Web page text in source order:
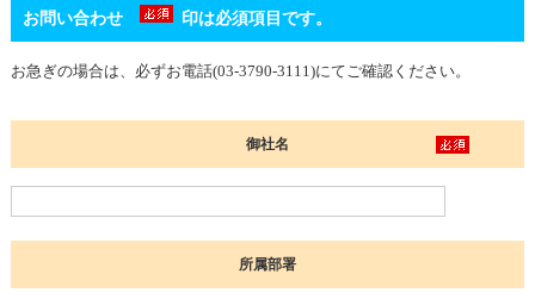
お問い合わせ 印は必須項目です。
お急ぎの場合は、必ずお電話(03-3790-3111)にてご確認ください。
御社名
所属部署